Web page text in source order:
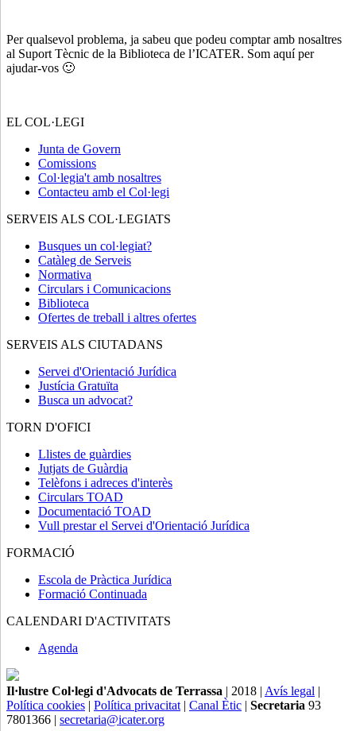
Per qualsevol problema, ja sabeu que podeu comptar amb nosaltres
al Suport Tècnic de la Biblioteca de l’ICATER. Som aquí per
ajudar-vos 🙂
EL COL·LEGI
Junta de Govern
Comissions
Col·legia't amb nosaltres
Contacteu amb el Col·legi
SERVEIS ALS COL·LEGIATS
Busques un col·legiat?
Catàleg de Serveis
Normativa
Circulars i Comunicacions
Biblioteca
Ofertes de treball i altres ofertes
SERVEIS ALS CIUTADANS
Servei d'Orientació Jurídica
Justícia Gratuïta
Busca un advocat?
TORN D'OFICI
Llistes de guàrdies
Jutjats de Guàrdia
Telèfons i adreces d'interès
Circulars TOAD
Documentació TOAD
Vull prestar el Servei d'Orientació Jurídica
FORMACIÓ
Escola de Pràctica Jurídica
Formació Continuada
CALENDARI D'ACTIVITATS
Agenda
Il·lustre Col·legi d'Advocats de Terrassa | 2018 | Avís legal |
Política cookies | Política privacitat | Canal Ètic | Secretaria 93
7801366 | secretaria@icater.org